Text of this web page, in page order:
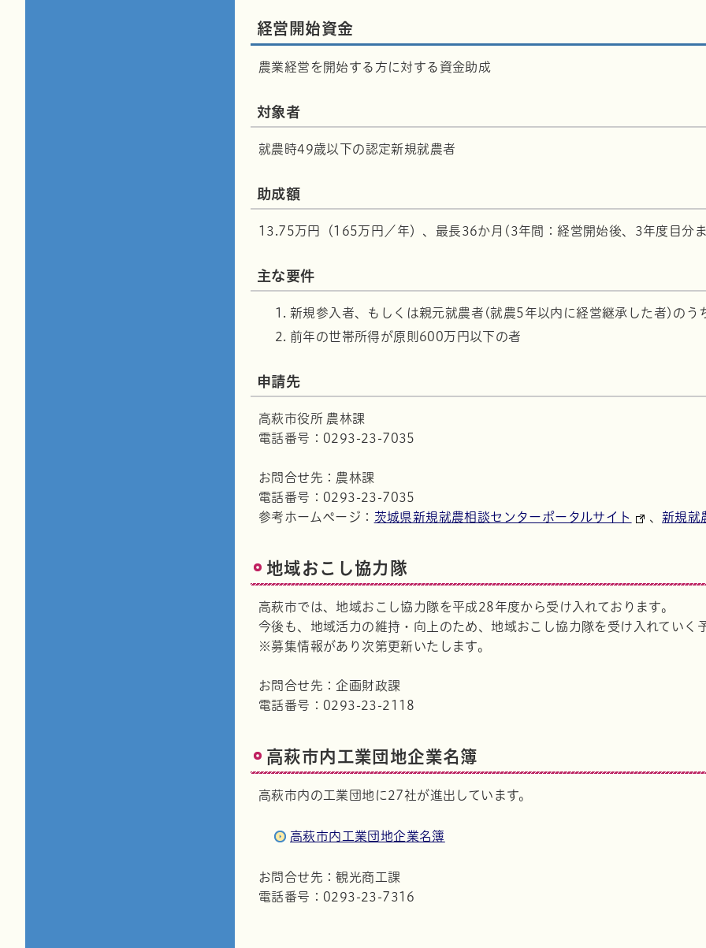
経営開始資金
農業経営を開始する方に対する資金助成
対象者
就農時49歳以下の認定新規就農者
助成額
13.75万円（165万円／年）、最長36か月(3年間：経営開始後、3年度目分
主な要件
新規参入者、もしくは親元就農者(就農5年以内に経営継承した者)のう
前年の世帯所得が原則600万円以下の者
申請先
高萩市役所 農林課
電話番号：0293-23-7035
お問合せ先：農林課
電話番号：0293-23-7035
参考ホームページ： 茨城県新規就農相談センターポータルサイト 、 新規就
地域おこし協力隊
高萩市では、地域おこし協力隊を平成28年度から受け入れております。
今後も、地域活力の維持・向上のため、地域おこし協力隊を受け入れていく
※募集情報があり次第更新いたします。
お問合せ先：企画財政課
電話番号：0293-23-2118
高萩市内工業団地企業名簿
高萩市内の工業団地に27社が進出しています。
高萩市内工業団地企業名簿
お問合せ先：観光商工課
電話番号：0293-23-7316